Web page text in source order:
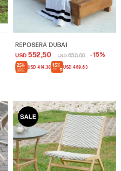
REPOSERA DUBAI
USD 552,50 USD 650,00 15
USD 414,38 USD 469,63